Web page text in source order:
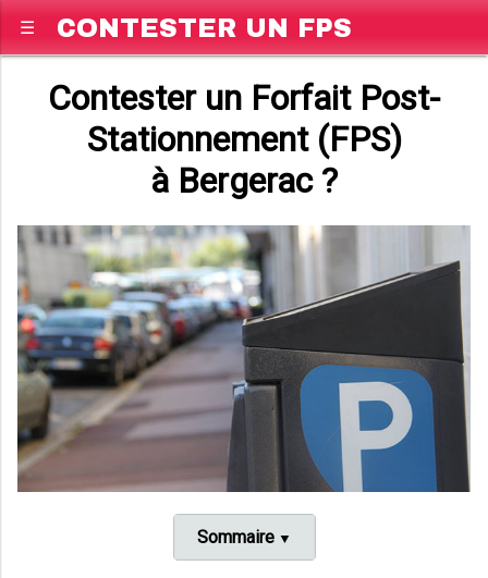
☰ CONTESTER UN FPS
Contester un Forfait Post-
Stationnement (FPS)
à Bergerac ?
Sommaire